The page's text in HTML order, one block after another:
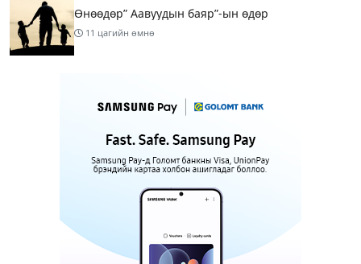
Өнөөдөр” Аавуудын баяр”-ын өдөр
11 цагийн өмнө
13 цагийн өмнө
МАРГААШ: Улаанбаатарт 31 хэм дулаан байна
1 өдрийн өмнө
Шатахуун дамлан борлуулсан хоёр зөрчлийг